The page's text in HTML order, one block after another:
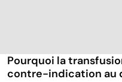
Pourquoi la
contre-indication au